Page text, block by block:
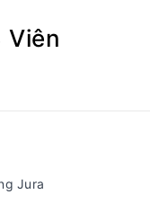
Viên
Jura